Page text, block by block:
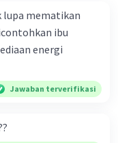
lupa mematikan
ibu
energi
Jawaban terverifikasi